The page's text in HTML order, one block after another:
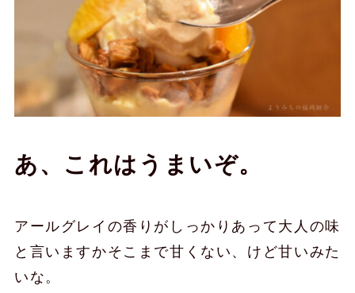
あ、これはうまいぞ。
アールグレイの香りがしっかりあって大人の味
と言いますかそこまで甘くない、けど甘いみた
いな。